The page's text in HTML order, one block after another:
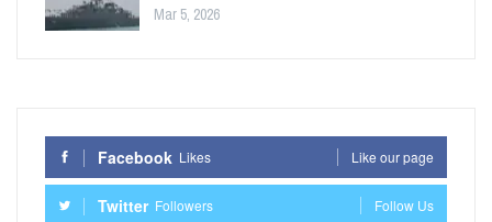
Mar 5, 2026
Facebook Likes Like our page
Twitter Followers Follow Us